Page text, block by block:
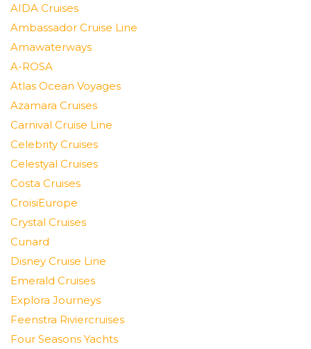
AIDA Cruises
Ambassador Cruise Line
Amawaterways
A-ROSA
Atlas Ocean Voyages
Azamara Cruises
Carnival Cruise Line
Celebrity Cruises
Celestyal Cruises
Costa Cruises
CroisiEurope
Crystal Cruises
Cunard
Disney Cruise Line
Emerald Cruises
Explora Journeys
Feenstra Riviercruises
Four Seasons Yachts